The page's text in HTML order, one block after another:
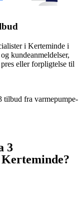
i Kerteminde i
kundeanmeldelser,
eller forpligtelse til
tilbud fra varmepumpe-
3